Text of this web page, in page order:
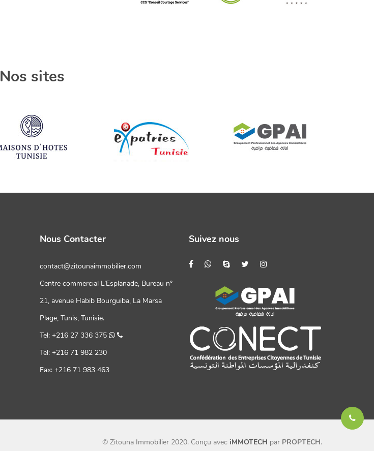
Nos sites
Nous Contacter
contact@zitounaimmobilier.com
Centre commercial L’Esplanade, Bureau n°
21, avenue Habib Bourguiba, La Marsa
Plage, Tunis, Tunisie.
Tel: +216 27 336 375
Tel: +216 71 982 230
Fax: +216 71 983 463
Suivez nous
© Zitouna Immobilier 2020. Conçu avec iMMOTECH par PROPTECH.